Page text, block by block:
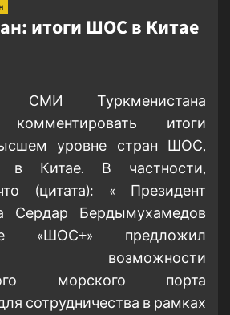
итоги ШОС в Китае
СМИ Туркменистана
итоги
уровне стран ШОС,
в Китае. В частности,
(цитата): « Президент
Сердар Бердымухамедов
«ШОС+» предложил
возможности
морского порта
сотрудничества в рамках